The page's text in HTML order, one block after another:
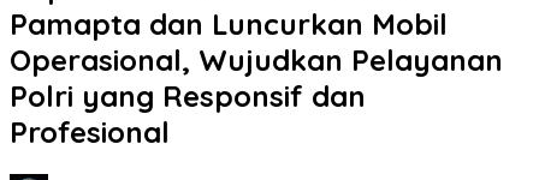
Pamapta dan Luncurkan Mobil
Operasional, Wujudkan Pelayanan
Polri yang Responsif dan
Profesional